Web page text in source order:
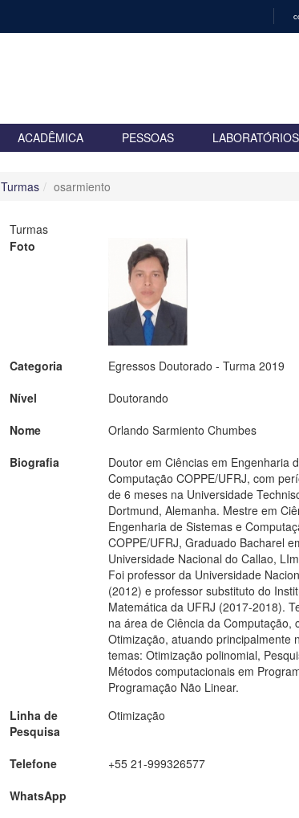
ACADÊMICA PESSOAS LABORATÓRIOS
Turmas osarmiento
Turmas
Foto
Categoria
Egressos Doutorado - Turma 2019
Nível
Doutorando
Nome
Orlando Sarmiento Chumbes
Biografia
Doutor em Ciências em Engenharia
Computação COPPE/UFRJ, com
de 6 meses na Universidade
Dortmund, Alemanha. Mestre em
Engenharia de Sistemas e
COPPE/UFRJ, Graduado Bacharel
Universidade Nacional do Callao,
Foi professor da Universidade
(2012) e professor substituto do
Matemática da UFRJ (2017-2018).
na área de Ciência da Computação,
Otimização, atuando principalmente
temas: Otimização polinomial,
Métodos computacionais em
Programação Não Linear.
Linha de
Pesquisa
Otimização
Telefone
+55 21-999326577
WhatsApp